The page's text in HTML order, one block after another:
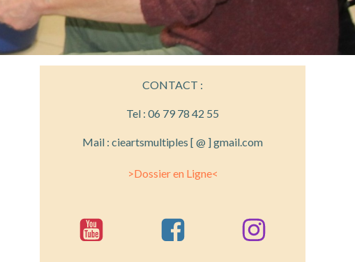
CONTACT :
Tel : 06 79 78 42 55
Mail : cieartsmultiples [ @ ] gmail.com
>Dossier en Ligne<